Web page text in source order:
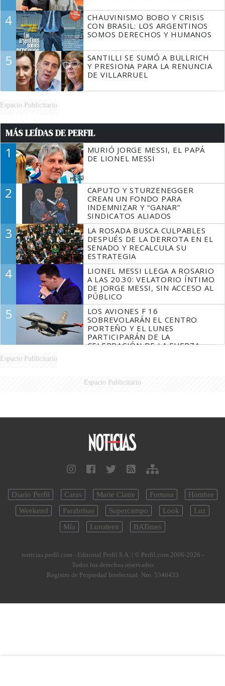
4
CHAUVINISMO BOBO Y CRISIS
CON BRASIL: LOS ARGENTINOS
SOMOS DERECHOS Y HUMANOS
5
SANTILLI SE SUMÓ A BULLRICH
Y PRESIONA PARA LA RENUNCIA
DE VILLARRUEL
Espacio Publicitario
MÁS LEÍDAS DE PERFIL
1
MURIÓ JORGE MESSI, EL PAPÁ
DE LIONEL MESSI
2
CAPUTO Y STURZENEGGER
CREAN UN FONDO PARA
INDEMNIZAR Y “GANAR”
SINDICATOS ALIADOS
3
LA ROSADA BUSCA CULPABLES
DESPUÉS DE LA DERROTA EN EL
SENADO Y RECALCULA SU
ESTRATEGIA
4
LIONEL MESSI LLEGA A ROSARIO
A LAS 20.30: VELATORIO ÍNTIMO
DE JORGE MESSI, SIN ACCESO AL
PÚBLICO
5
LOS AVIONES F 16
SOBREVOLARÁN EL CENTRO
PORTEÑO Y EL LUNES
PARTICIPARÁN DE LA
CELEBRACIÓN DE LA FUERZA
Espacio Publicitario
Espacio Publicitario
Diario Perfil Caras Marie Claire Fortuna
Hombre
Weekend
Parabrisas Supercampo Look
Luz
Mía
Lunateen BATimes
noticias.perfil.com - Editorial Perfil S.A. | © Perfil.com 2006-2026 -
Todos los derechos reservados
Registro de Propiedad Intelectual: Nro. 5346433